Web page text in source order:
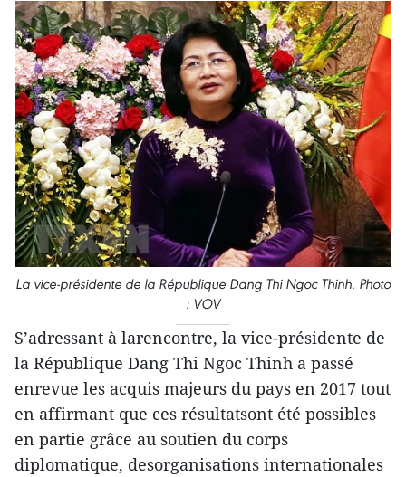
La vice-présidente de la République Dang Thi Ngoc Thinh. Photo
: VOV
S’adressant à larencontre, la vice-présidente de
la République Dang Thi Ngoc Thinh a passé
enrevue les acquis majeurs du pays en 2017 tout
en affirmant que ces résultatsont été possibles
en partie grâce au soutien du corps
diplomatique, desorganisations internationales